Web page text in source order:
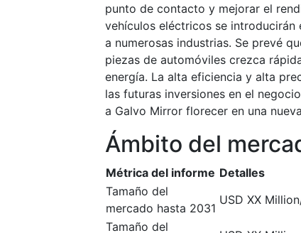
punto de contacto y mejorar el
vehículos eléctricos se introducirán
a numerosas industrias. Se prevé
piezas de automóviles crezca
energía. La alta eficiencia y alta
las futuras inversiones en el
a Galvo Mirror florecer en una
Ámbito del
Métrica del informe Detalles
Tamaño del
mercado hasta 2031
USD XX
Tamaño del